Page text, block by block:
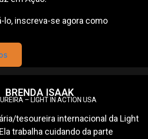
lo, inscreva-se agora como
BRENDA ISAAK
– LIGHT IN ACTION USA
tesoureira internacional da Light
trabalha cuidando da parte